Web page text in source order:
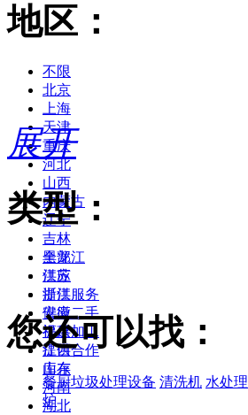
地区：
不限
北京
上海
天津
重庆
河北
山西
内蒙古
辽宁
吉林
黑龙江
江苏
浙江
安徽
福建
江西
山东
河南
湖北
展开
类型：
全部
供应
提供服务
供应二手
提供加工
提供合作
库存
您还可以找：
餐厨垃圾处理设备 清洗机 水处理
炉